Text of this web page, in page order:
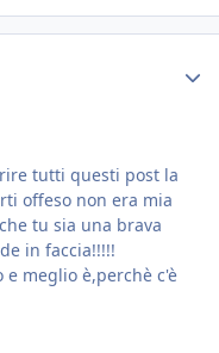
tutti questi post la
offeso non era mia
tu sia una brava
in faccia!!!!!
e meglio è,perchè c'è